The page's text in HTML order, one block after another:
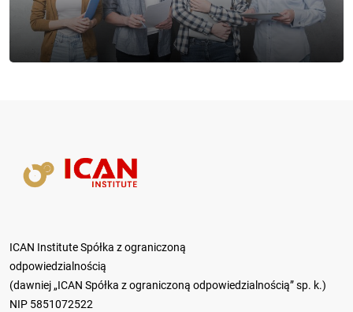
ICAN Institute Spółka z ograniczoną
odpowiedzialnością
(dawniej „ICAN Spółka z ograniczoną odpowiedzialnością” sp. k.)
NIP 5851072522